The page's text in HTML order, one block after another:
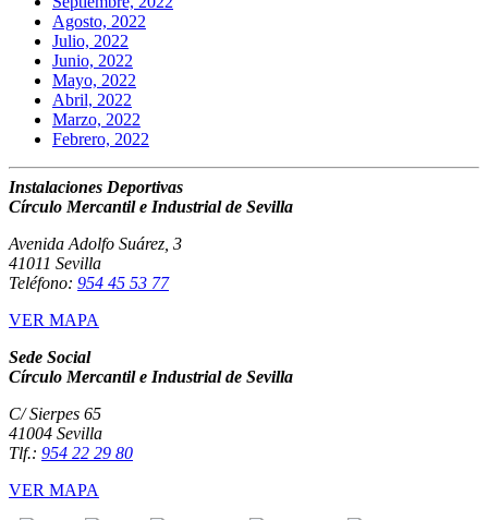
Agosto, 2022
Julio, 2022
Junio, 2022
Mayo, 2022
Abril, 2022
Marzo, 2022
Febrero, 2022
Instalaciones Deportivas
Círculo Mercantil e Industrial de Sevilla
Avenida Adolfo Suárez, 3
41011 Sevilla
Teléfono: 954 45 53 77
VER MAPA
Sede Social
Círculo Mercantil e Industrial de Sevilla
C/ Sierpes 65
41004 Sevilla
Tlf.: 954 22 29 80
VER MAPA